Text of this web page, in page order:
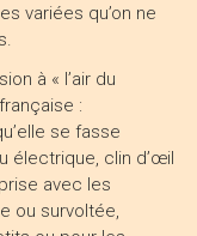
variées qu’on ne
à « l’air du
:
se fasse
électrique, clin d’œil
avec les
ou survoltée,